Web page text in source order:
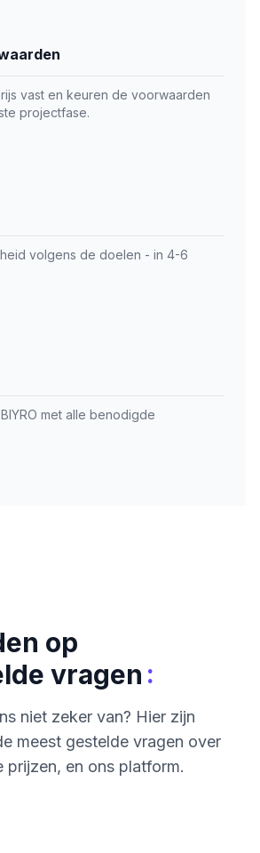
vast en keuren de voorwaarden
projectfase.
volgens de doelen - in 4-6
met alle benodigde
op
vragen :
niet zeker van? Hier zijn
meest gestelde vragen over
prijzen, en ons platform.